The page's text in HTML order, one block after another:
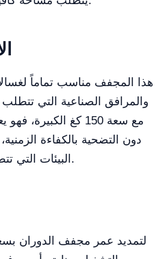
هذا المجفف مناسب تماماً
والمرافق الصناعية التي
مع سعة 150 كغ
دون التضحية بالكفاءة
البيئات التي تتطلب مستوى عالٍ من الأداء.